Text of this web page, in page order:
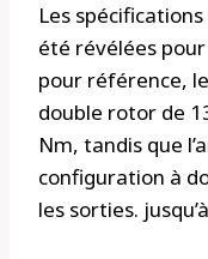
Les
été révélées
pour référence,
double rotor de
Nm, tandis que
configuration à
les sorties.